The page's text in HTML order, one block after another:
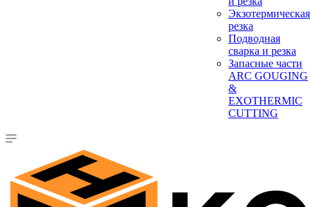
Экзотермическая
резка
Подводная
сварка и резка
Запасные части
ARC GOUGING
&
EXOTHERMIC
CUTTING